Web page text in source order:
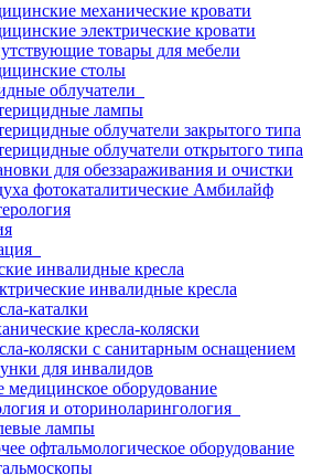
механические кровати
электрические кровати
товары для мебели
столы
облучатели
лампы
облучатели закрытого типа
облучатели открытого типа
для обеззараживания и очистки
фотокаталитические Амбилайф
инвалидные кресла
инвалидные кресла
каталки
кресла-коляски
коляски с санитарным оснащением
для инвалидов
медицинское оборудование
и оториноларингология
лампы
офтальмологическое оборудование